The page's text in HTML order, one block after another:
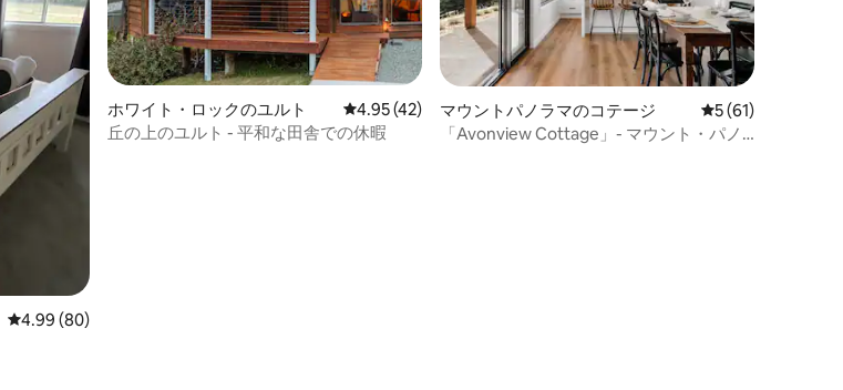
レビュー80件、5つ星中4.99つ星の平均評価
4.99 (80)
ホワイト・ロックのユルト レビュー42件、5つ星中4.95つ星の平均評価
4.95 (42)
丘の上のユルト - 平和な田舎での休暇
マウントパノラマのコテージ レビュー61件、5
5 (61)
「Avonview Cottage」- マウント・パノ